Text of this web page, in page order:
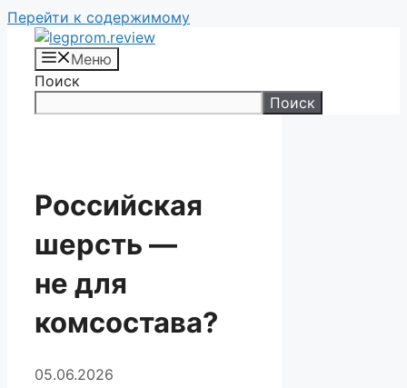
Перейти к содержимому
Меню
Поиск
Поиск
Российская
шерсть —
не для
комсостава?
05.06.2026